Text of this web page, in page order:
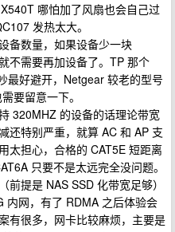
哪怕加了风扇也会自己过
发热太大。
备数量，如果设备少一块
不需要再加设备了。TP 那个
最好避开，Netgear 较老的型号
要留意一下。
320MHZ 的设备的话理论带宽
还特别严重，就算 AC 和 AP 支
太担心，合格的 CAT5E 短距离
只要不是太远完全没问题。
提是 NAS SSD 化带宽足够）
内网，有了 RDMA 之后体验会
有很多，网卡比较麻烦，主要是